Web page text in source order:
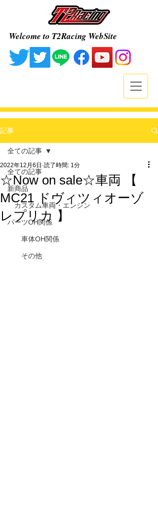
Welcome to T2Racing WebSite
記事
全ての記事
新商品
カスタム車両・エンジン
パーツOH関係
車体OH関係
その他
全ての記事
☆Now on sale☆車両 【
MC21 ドヴィツィオーゾ
レプリカ 】
2022年12月6日 読了時間: 1分